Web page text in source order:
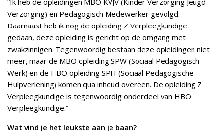
“Ik heb de opleidingen MBO KVJV (Kinder Verzorging Jeugd
Verzorging) en Pedagogisch Medewerker gevolgd.
Daarnaast heb ik nog de opleiding Z Verpleegkundige
gedaan, deze opleiding is gericht op de omgang met
zwakzinnigen. Tegenwoordig bestaan deze opleidingen niet
meer, maar de MBO opleiding SPW (Sociaal Pedagogisch
Werk) en de HBO opleiding SPH (Sociaal Pedagogische
Hulpverlening) komen qua inhoud overeen. De opleiding Z
Verpleegkundige is tegenwoordig onderdeel van HBO
Verpleegkundige.”
Wat vind je het leukste aan je baan?